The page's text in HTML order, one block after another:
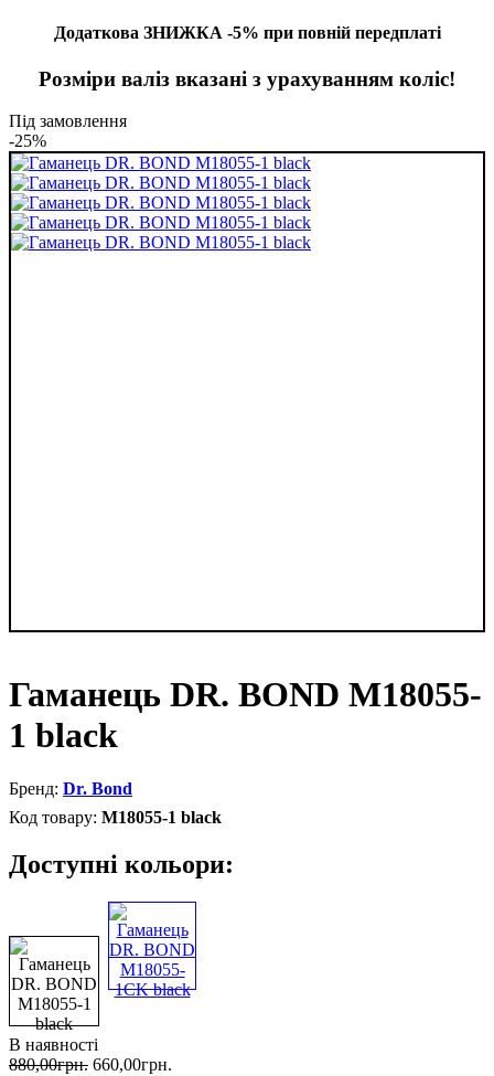
Додаткова ЗНИЖКА -5% при повній передплаті
Розміри валіз вказані з урахуванням коліс!
Під замовлення
-25%
Гаманець DR. BOND M18055-
1 black
Dr. Bond
M18055-1 black
Доступні кольори:
В наявності
880,00грн. 660,00грн.